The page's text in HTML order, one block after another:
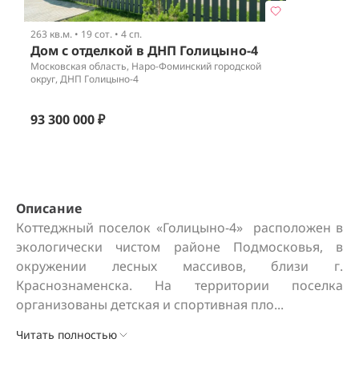
263 кв.м. • 19 сот. • 4 сп.
Дом с отделкой в ДНП Голицыно-4
Московская область, Наро-Фоминский городской
округ, ДНП Голицыно-4
93 300 000 ₽
Описание
Коттеджный поселок «Голицыно-4»  расположен в
экологически чистом районе Подмосковья, в
окружении лесных массивов, близи г.
Краснознаменска. На территории поселка
организованы детская и спортивная пло...
Читать полностью